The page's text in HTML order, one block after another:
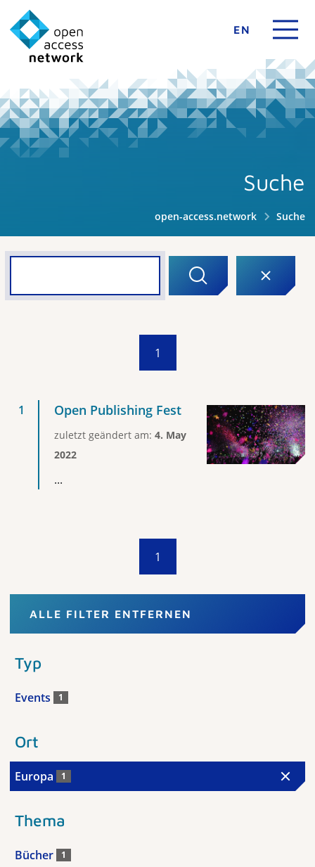
EN
Suche
open-access.network Suche
1
Open Publishing Fest
zuletzt geändert am: 4. May
2022
...
1
ALLE FILTER ENTFERNEN
Typ
Events 1
Ort
Europa 1
Thema
Bücher 1